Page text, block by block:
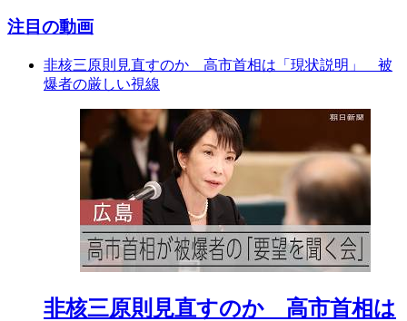
注目の動画
非核三原則見直すのか 高市首相は「現状説明」 被
爆者の厳しい視線
非核三原則見直すのか 高市首相は